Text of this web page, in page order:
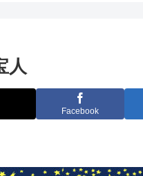
人
Facebook